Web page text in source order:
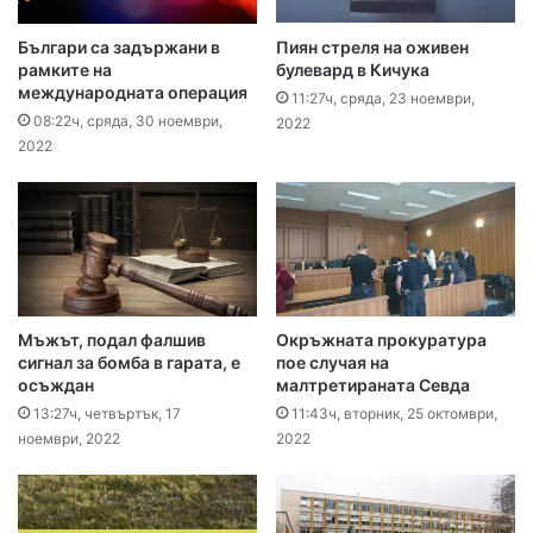
Българи са задържани в
рамките на
международната операция
08:22ч, сряда, 30 ноември,
2022
Пиян стреля на оживен
булевард в Кичука
11:27ч, сряда, 23 ноември,
2022
Мъжът, подал фалшив
сигнал за бомба в гарата, е
осъждан
13:27ч, четвъртък, 17
ноември, 2022
Окръжната прокуратура
пое случая на
малтретираната Севда
11:43ч, вторник, 25 октомври,
2022